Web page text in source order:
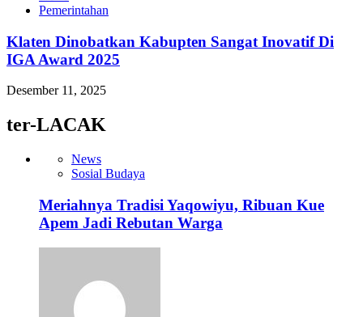
Pemerintahan
Klaten Dinobatkan Kabupten Sangat Inovatif Di
IGA Award 2025
Desember 11, 2025
ter-LACAK
News
Sosial Budaya
Meriahnya Tradisi Yaqowiyu, Ribuan Kue
Apem Jadi Rebutan Warga